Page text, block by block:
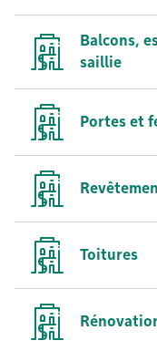
Balcons,
saillie
Portes et
Toitures